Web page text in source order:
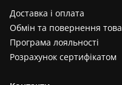
Доставка і оплата
Обмін та повернення
Програма лояльності
Розрахунок сертифікатом